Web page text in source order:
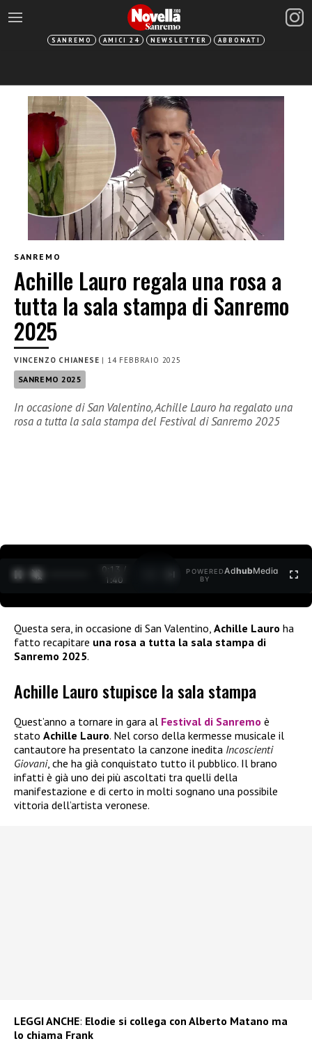
SANREMO AMICI 24 NEWSLETTER ABBONATI
SANREMO
Achille Lauro regala una rosa a
tutta la sala stampa di Sanremo
2025
VINCENZO CHIANESE | 14 FEBBRAIO 2025
SANREMO 2025
In occasione di San Valentino, Achille Lauro ha regalato una
rosa a tutta la sala stampa del Festival di Sanremo 2025
0:14 /
1:40
POWERED
BY
AdhubMedia
Questa sera, in occasione di San Valentino, Achille Lauro ha
fatto recapitare una rosa a tutta la sala stampa di
Sanremo 2025.
Achille Lauro stupisce la sala stampa
Quest’anno a tornare in gara al Festival di Sanremo è
stato Achille Lauro. Nel corso della kermesse musicale il
cantautore ha presentato la canzone inedita Incoscienti
Giovani, che ha già conquistato tutto il pubblico. Il brano
infatti è già uno dei più ascoltati tra quelli della
manifestazione e di certo in molti sognano una possibile
vittoria dell’artista veronese.
LEGGI ANCHE: Elodie si collega con Alberto Matano ma
lo chiama Frank